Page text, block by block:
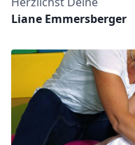
Liane Emmersberger